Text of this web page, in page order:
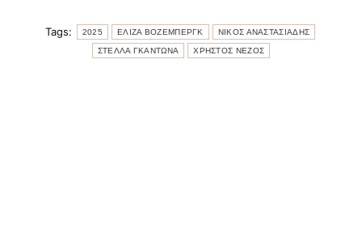
Tags: 2025 ΕΛΙΖΑ ΒΟΖΕΜΠΕΡΓΚ ΝΙΚΟΣ ΑΝΑΣΤΑΣΙΑΔΗΣ
ΣΤΕΛΛΑ ΓΚΑΝΤΩΝΑ ΧΡΗΣΤΟΣ ΝΕΖΟΣ